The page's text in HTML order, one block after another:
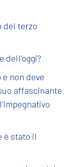
del terzo
dell'oggi?
non deve
affascinante
è stato il